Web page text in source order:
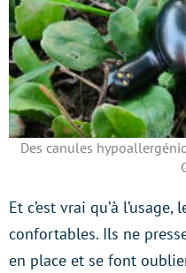
Des canules
Et c’est vrai qu’à
confortables. Ils ne
en place et se font